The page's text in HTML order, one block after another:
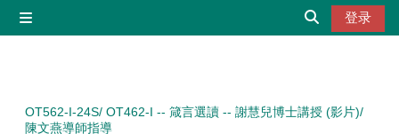
登录
OT562-I-24S/ OT462-I -- 箴言選讀 -- 謝慧兒博士講授 (影片)/
陳文燕導師指導